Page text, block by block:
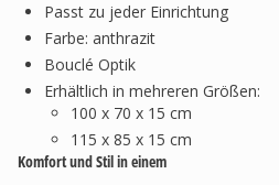
Passt zu jeder Einrichtung
Farbe: anthrazit
Bouclé Optik
Erhältlich in mehreren Größen:
100 x 70 x 15 cm
115 x 85 x 15 cm
Komfort und Stil in einem